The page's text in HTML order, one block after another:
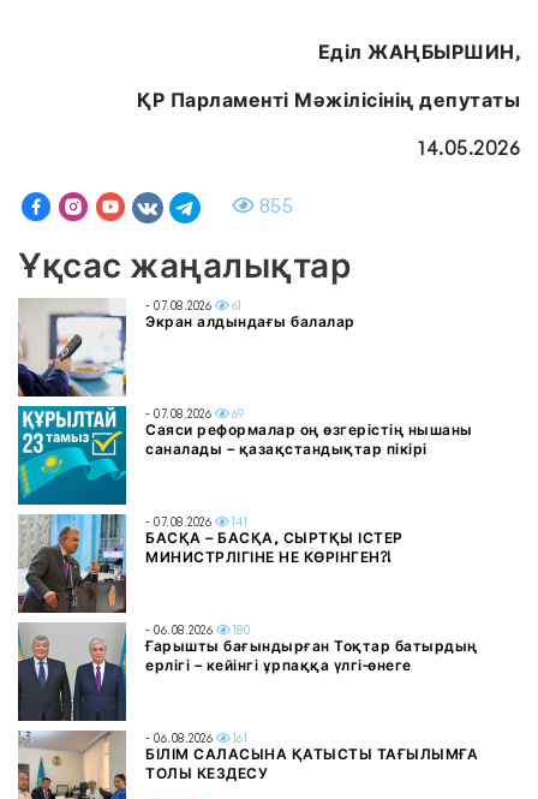
Еділ ЖАҢБЫРШИН,
ҚР Парламенті Мәжілісінің депутаты
14.05.2026
855
Ұқсас жаңалықтар
- 07.08.2026 61
Экран алдындағы балалар
- 07.08.2026 69
Саяси реформалар оң өзгерістің нышаны
саналады – қазақстандықтар пікірі
- 07.08.2026 141
БАСҚА – БАСҚА, СЫРТҚЫ ІСТЕР
МИНИСТРЛІГІНЕ НЕ КӨРІНГЕН?!
- 06.08.2026 180
Ғарышты бағындырған Тоқтар батырдың
ерлігі – кейінгі ұрпаққа үлгі-өнеге
- 06.08.2026 161
БІЛІМ САЛАСЫНА ҚАТЫСТЫ ТАҒЫЛЫМҒА
ТОЛЫ КЕЗДЕСУ